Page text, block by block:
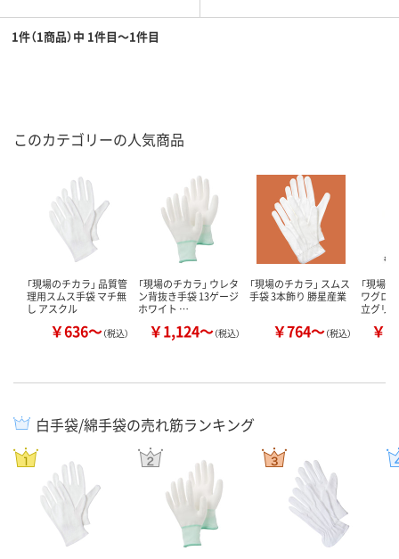
1件（1商品）中 1件目～1件目
このカテゴリーの人気商品
「現場のチカラ」 品質管
理用スムス手袋 マチ無
し アスクル
￥636～（税込）
「現場のチカラ」 ウレタ
ン背抜き手袋 13ゲージ
ホワイト …
￥1,124～（税込）
「現場のチカラ」 スムス
手袋 3本飾り 勝星産業
￥764～（税込）
「現場
ワグロ
立グリ
￥
白手袋/綿手袋の売れ筋ランキング